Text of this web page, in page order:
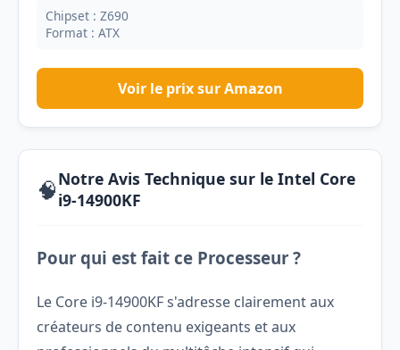
Chipset : Z690
Format : ATX
Voir le prix sur Amazon
🧠Notre Avis Technique sur le Intel Core
i9-14900KF
Pour qui est fait ce Processeur ?
Le Core i9-14900KF s'adresse clairement aux
créateurs de contenu exigeants et aux